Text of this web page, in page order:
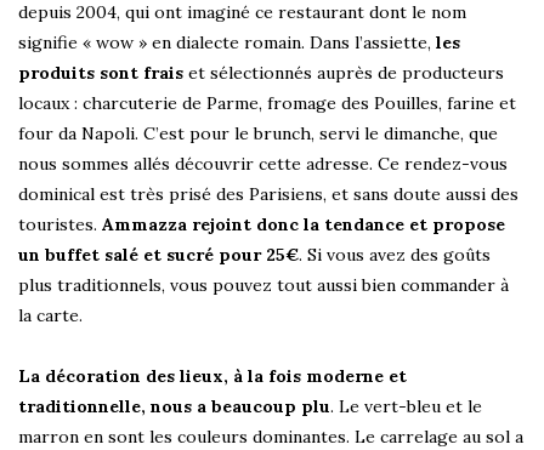
depuis 2004, qui ont imaginé ce restaurant dont le nom
signifie « wow » en dialecte romain. Dans l’assiette, les
produits sont frais et sélectionnés auprès de producteurs
locaux : charcuterie de Parme, fromage des Pouilles, farine et
four da Napoli. C’est pour le brunch, servi le dimanche, que
nous sommes allés découvrir cette adresse. Ce rendez-vous
dominical est très prisé des Parisiens, et sans doute aussi des
touristes. Ammazza rejoint donc la tendance et propose
un buffet salé et sucré pour 25€. Si vous avez des goûts
plus traditionnels, vous pouvez tout aussi bien commander à
la carte.
La décoration des lieux, à la fois moderne et
traditionnelle, nous a beaucoup plu. Le vert-bleu et le
marron en sont les couleurs dominantes. Le carrelage au sol a